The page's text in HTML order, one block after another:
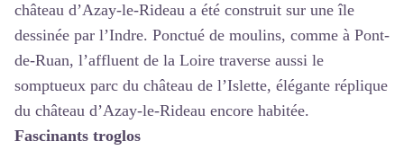
château d’Azay-le-Rideau a été construit sur une île
dessinée par l’Indre. Ponctué de moulins, comme à Pont-
de-Ruan, l’affluent de la Loire traverse aussi le
somptueux parc du château de l’Islette, élégante réplique
du château d’Azay-le-Rideau encore habitée.
Fascinants troglos